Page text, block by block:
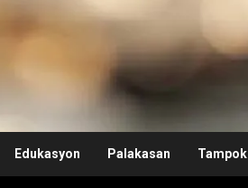
Edukasyon Palakasan Tampok